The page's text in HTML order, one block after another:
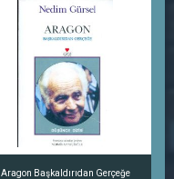
Aragon Başkaldırıdan Gerçeğe